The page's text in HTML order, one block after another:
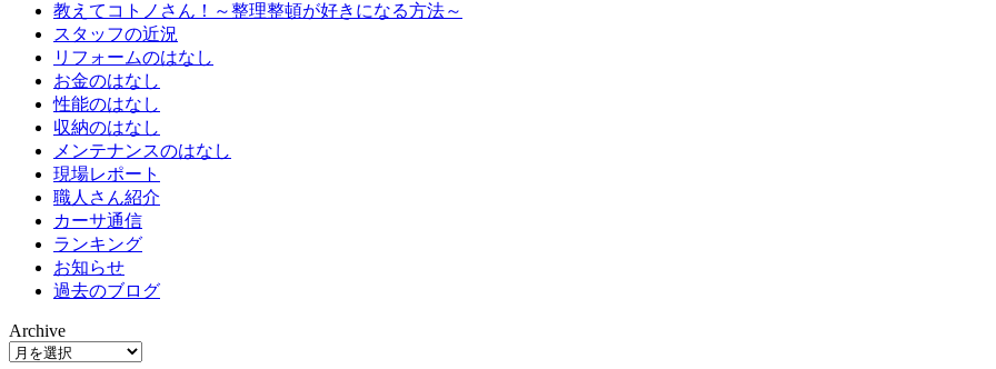
教えてコトノさん！～整理整頓が好きになる方法～
スタッフの近況
リフォームのはなし
お金のはなし
性能のはなし
収納のはなし
メンテナンスのはなし
現場レポート
職人さん紹介
カーサ通信
ランキング
お知らせ
過去のブログ
Archive